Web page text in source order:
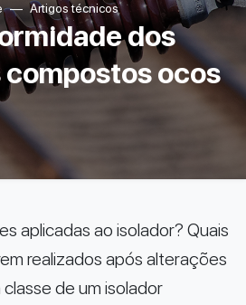
Artigos técnicos
dos
ocos
aplicadas ao isolador? Quais
realizados após alterações
de um isolador